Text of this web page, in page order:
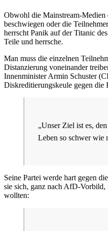
Obwohl die Mainstream-
beschwiegen oder die
herrscht Panik auf der Titanic
Teile und herrsche.
Man muss die einzelnen
Distanzierung voneinander
Innenminister Armin Schuster
Diskreditierungskeule gegen die
„Unser Ziel ist es,
Leben so schwer wie
Seine Partei werde hart gegen
sie sich, ganz nach AfD-
wollten: